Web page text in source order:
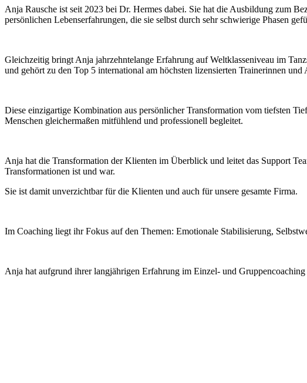
Anja Rausche ist seit 2023 bei Dr. Hermes dabei. Sie hat die Ausbildung zum
persönlichen Lebenserfahrungen, die sie selbst durch sehr schwierige Phasen
Gleichzeitig bringt Anja jahrzehntelange Erfahrung auf Weltklasseniveau im
und gehört zu den Top 5 international am höchsten lizensierten Trainerinnen und
Diese einzigartige Kombination aus persönlicher Transformation vom tiefsten
Menschen gleichermaßen mitfühlend und professionell begleitet.
Anja hat die Transformation der Klienten im Überblick und leitet das Support
Transformationen ist und war.
Sie ist damit unverzichtbar für die Klienten und auch für unsere gesamte Firma.
Im Coaching liegt ihr Fokus auf den Themen: Emotionale Stabilisierung,
Anja hat aufgrund ihrer langjährigen Erfahrung im Einzel- und